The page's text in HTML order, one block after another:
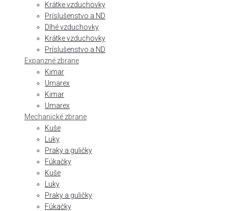
Krátke vzduchovky
Príslušenstvo a ND
Dlhé vzduchovky
Krátke vzduchovky
Príslušenstvo a ND
Expanzné zbrane
Kimar
Umarex
Kimar
Umarex
Mechanické zbrane
Kuše
Luky
Praky a guličky
Fúkačky
Kuše
Luky
Praky a guličky
Fúkačky